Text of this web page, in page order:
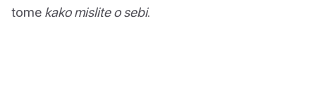
tome kako mislite o sebi.